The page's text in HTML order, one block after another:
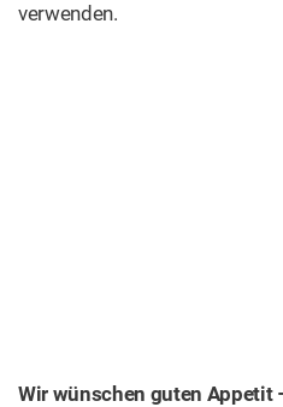
verwenden.
Wir wünschen guten Appetit